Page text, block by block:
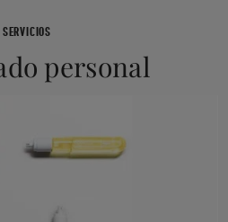
SERVICIOS
personal